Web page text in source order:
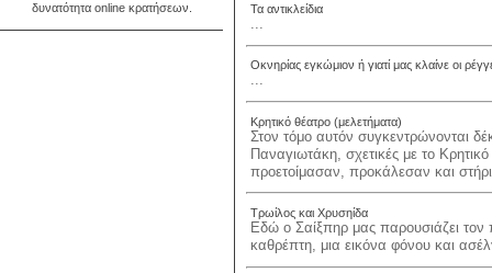
δυνατότητα online κρατήσεων.
Τα αντικλείδια
...
Οκνηρίας εγκώμιον ή γιατί μας κλαίνε οι
...
Κρητικό θέατρο (μελετήματα)
Στον τόμο αυτόν συγκεντρώνονται
Παναγιωτάκη, σχετικές με το
προετοίμασαν, προκάλεσαν και
Τρωίλος και Χρυσηίδα
Εδώ ο Σαίξπηρ μας παρουσιάζει τον
καθρέπτη, μια εικόνα φόνου και